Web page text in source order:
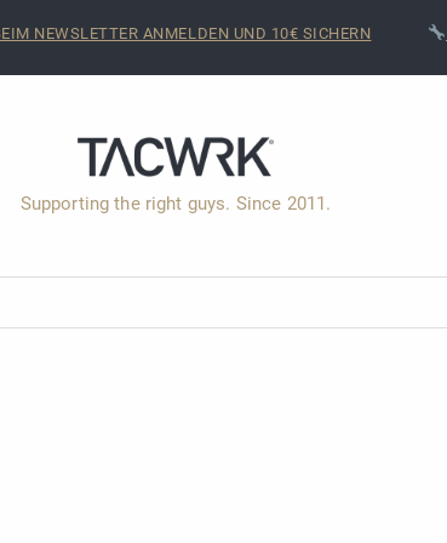
NEWSLETTER ANMELDEN UND 10€ SICHERN
Supporting the right guys. Since 2011.